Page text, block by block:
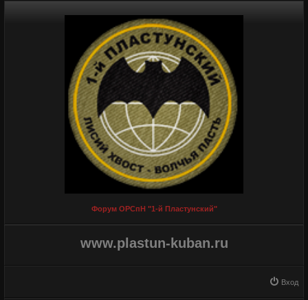
Форум ОРСпН "1-й Пластунский"
www.plastun-kuban.ru
Вход